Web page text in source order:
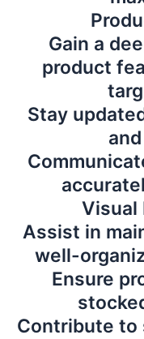
Gain a
product
Stay
Visual
Assist in
well-
Ensure
Contribute to